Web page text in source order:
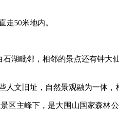
50米地内。
湖毗邻，相邻的景点还有钟
文旧址，自然景观融为一体
区主峰下，是大围山国家森林